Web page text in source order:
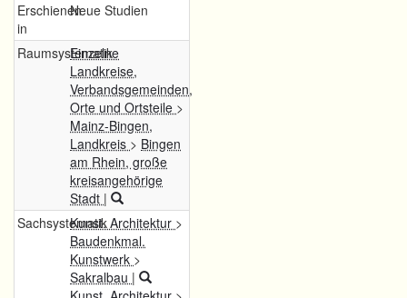
Erschienen
in
Neue Studien
Raumsystematik
Einzelne
Landkreise,
Verbandsgemeinden,
Orte und Ortsteile >
Mainz-Bingen,
Landkreis > Bingen
am Rhein, große
kreisangehörige
Stadt |
SachsystematikKunst. Architektur >
Baudenkmal.
Kunstwerk >
Sakralbau |